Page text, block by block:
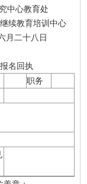
育处
训中心
八日
回执
职务